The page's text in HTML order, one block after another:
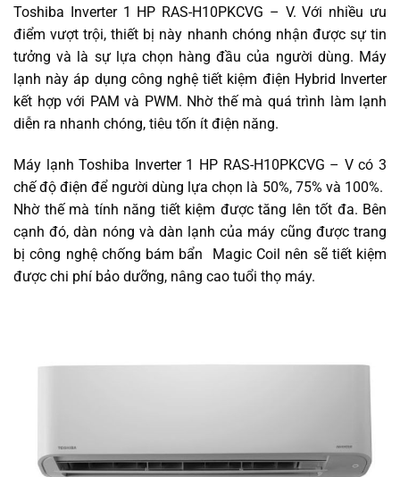
Toshiba Inverter 1 HP RAS-H10PKCVG – V. Với nhiều ưu
điểm vượt trội, thiết bị này nhanh chóng nhận được sự tin
tưởng và là sự lựa chọn hàng đầu của người dùng. Máy
lạnh này áp dụng công nghệ tiết kiệm điện Hybrid Inverter
kết hợp với PAM và PWM. Nhờ thế mà quá trình làm lạnh
diễn ra nhanh chóng, tiêu tốn ít điện năng.
Máy lạnh Toshiba Inverter 1 HP RAS-H10PKCVG – V có 3
chế độ điện để người dùng lựa chọn là 50%, 75% và 100%.
Nhờ thế mà tính năng tiết kiệm được tăng lên tốt đa. Bên
cạnh đó, dàn nóng và dàn lạnh của máy cũng được trang
bị công nghệ chống bám bẩn Magic Coil nên sẽ tiết kiệm
được chi phí bảo dưỡng, nâng cao tuổi thọ máy.